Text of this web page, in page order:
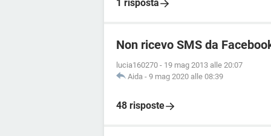
1 risposta
Non ricevo SMS da
lucia160270 - 19 mag 2013 alle 20:07
Aida - 9 mag 2020 alle 08:39
48 risposte